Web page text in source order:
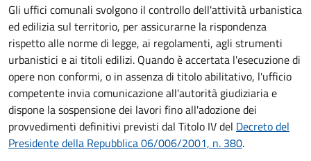
Gli uffici comunali svolgono il controllo dell'attività urbanistica
ed edilizia sul territorio, per assicurarne la rispondenza
rispetto alle norme di legge, ai regolamenti, agli strumenti
urbanistici e ai titoli edilizi. Quando è accertata l'esecuzione di
opere non conformi, o in assenza di titolo abilitativo, l'ufficio
competente invia comunicazione all'autorità giudiziaria e
dispone la sospensione dei lavori fino all'adozione dei
provvedimenti definitivi previsti dal Titolo IV del Decreto del
Presidente della Repubblica 06/006/2001, n. 380.